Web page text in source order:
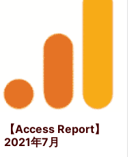
【Access Report】
2021年7月